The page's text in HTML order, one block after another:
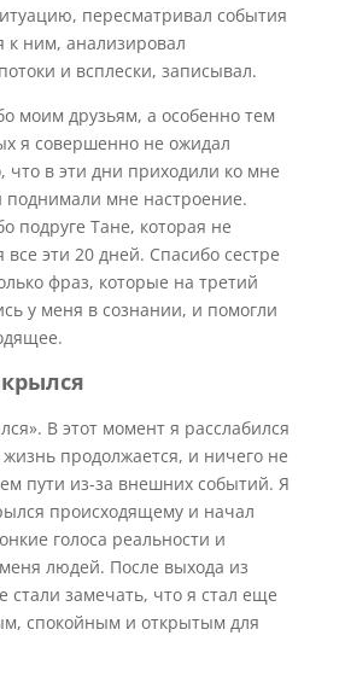
пересматривал события
к ним, анализировал
и всплески, записывал.
моим друзьям, а особенно тем
я совершенно не ожидал
что в эти дни приходили ко мне
поднимали мне настроение.
подруге Тане, которая не
все эти 20 дней. Спасибо сестре
фраз, которые на третий
у меня в сознании, и помогли
В этот момент я расслабился
продолжается, и ничего не
пути из-за внешних событий. Я
происходящему и начал
голоса реальности и
людей. После выхода из
стали замечать, что я стал еще
спокойным и открытым для